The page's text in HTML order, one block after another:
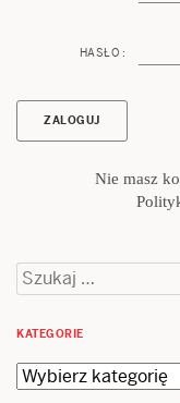
HASŁO :
Nie masz
Szukaj:
KATEGORIE
Kategorie